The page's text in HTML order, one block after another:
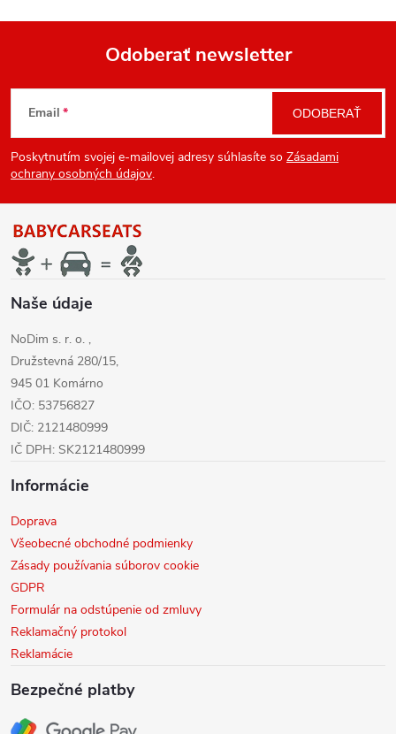
Z
á
p
ä
e
Odoberať newsletter
Email
Poskytnutím svojej e-mailovej adresy súhlasíte so Zásadami
ochrany osobných údajov.
ODOBERAŤ
Naše údaje
NoDim s. r. o. ,
Družstevná 280/15,
945 01 Komárno
IČO: 53756827
DIČ: 2121480999
IČ DPH: SK2121480999
Informácie
Doprava
Všeobecné obchodné podmienky
Zásady používania súborov cookie
GDPR
Formulár na odstúpenie od zmluvy
Reklamačný protokol
Reklamácie
Bezpečné platby